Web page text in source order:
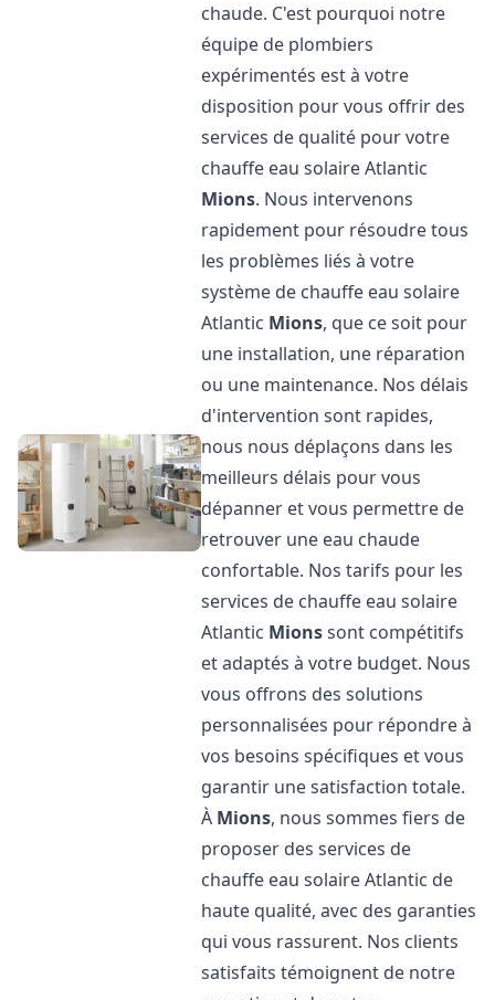
chaude. C'est pourquoi notre
équipe de plombiers
expérimentés est à votre
disposition pour vous offrir des
services de qualité pour votre
chauffe eau solaire Atlantic
Mions. Nous intervenons
rapidement pour résoudre tous
les problèmes liés à votre
système de chauffe eau solaire
Atlantic Mions, que ce soit pour
une installation, une réparation
ou une maintenance. Nos délais
d'intervention sont rapides,
nous nous déplaçons dans les
meilleurs délais pour vous
dépanner et vous permettre de
retrouver une eau chaude
confortable. Nos tarifs pour les
services de chauffe eau solaire
Atlantic Mionssont compétitifs
et adaptés à votre budget. Nous
vous offrons des solutions
personnalisées pour répondre à
vos besoins spécifiques et vous
garantir une satisfaction totale.
À Mions, nous sommes fiers de
proposer des services de
chauffe eau solaire Atlantic de
haute qualité, avec des garanties
qui vous rassurent. Nos clients
satisfaits témoignent de notre